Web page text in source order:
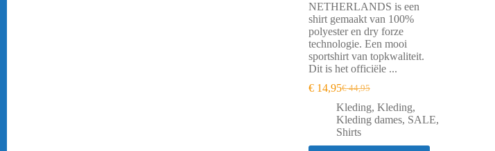
NETHERLANDS is een
shirt gemaakt van 100%
polyester en dry forze
technologie. Een mooi
sportshirt van topkwaliteit.
Dit is het officiële ...
€44,95
Oorspronkelijke
prijs
was:
€ 44,95.
€14,95Huidige
prijs
is:
€ 14,95.
Kleding, Kleding,
Kleding dames, SALE,
Shirts